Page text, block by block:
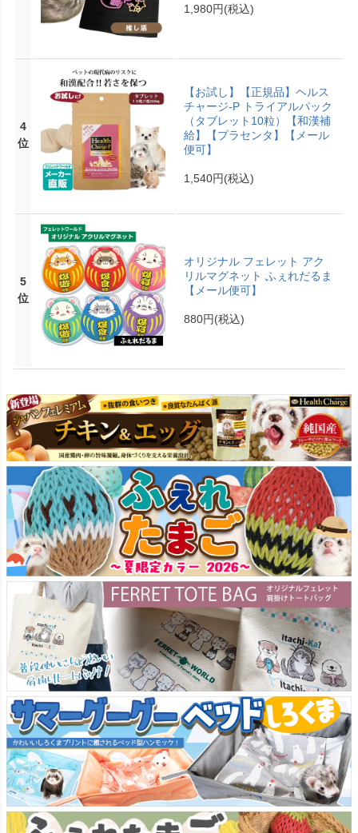
1,980円(税込)
4
位
【お試し】【正規品】ヘルス
チャージ-P トライアルパック
（タブレット10粒）【和漢補
給】【プラセンタ】【メール
便可】
1,540円(税込)
5
位
オリジナル フェレット アク
リルマグネット ふぇれだるま
【メール便可】
880円(税込)